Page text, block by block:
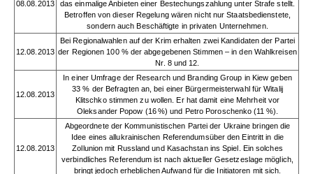
08.08.2013
das einmalige Anbieten einer Bestechungszahlung unter Strafe stellt.
Betroffen von dieser Regelung wären nicht nur Staatsbedienstete,
sondern auch Beschäftigte in privaten Unternehmen.
12.08.2013
Bei Regionalwahlen auf der Krim erhalten zwei Kandidaten der Partei
der Regionen 100 % der abgegebenen Stimmen – in den Wahlkreisen
Nr. 8 und 12.
12.08.2013
In einer Umfrage der Research und Branding Group in Kiew geben
33 % der Befragten an, bei einer Bürgermeisterwahl für Witalij
Klitschko stimmen zu wollen. Er hat damit eine Mehrheit vor
Oleksander Popow (16 %) und Petro Poroschenko (11 %).
12.08.2013
Abgeordnete der Kommunistischen Partei der Ukraine bringen die
Idee eines allukrainischen Referendumsüber den Eintritt in die
Zollunion mit Russland und Kasachstan ins Spiel. Ein solches
verbindliches Referendum ist nach aktueller Gesetzeslage möglich,
bringt jedoch erheblichen Aufwand für die Initiatoren mit sich.